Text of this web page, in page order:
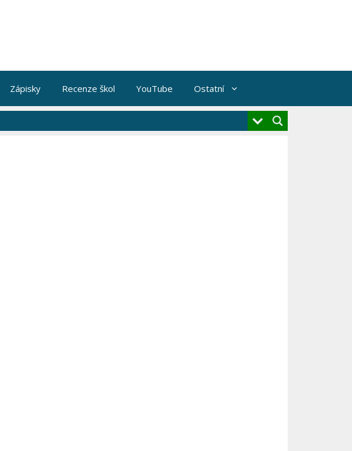
Zápisky Recenze škol YouTube Ostatní